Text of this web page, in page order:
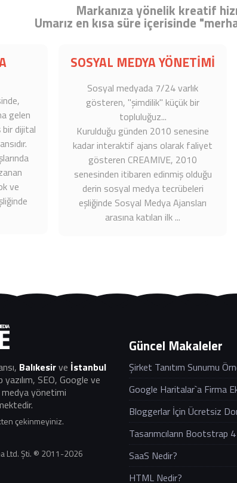
Markanıza yönelik kreatif
Umarız en kısa süre içerisinde
gelen
bir dijital
ve
SOSYAL MEDYA YÖNETİMİ
Sosyal medyada 7/24 varlık
gösteren, "şimdilik" küçük bir
topluluğuz...
Kurulduğu günden 2010 senesine
kadar interaktif ajans olarak faliyet
gösteren CREAMIVE, 2010
senesinden itibaren edinmiş olduğu
derin sosyal medya tecrübeleri
eşliğinde Sosyal Medya Ajansları
arasına katılan ilk ...
, Balıkesirve İstanbul
yazılım, SEO, Google ve
medya yönetimi
çekinmeyiniz.
Ltd. Şti. ® 2011-2026
Güncel Makaleler
Şirket Tanıtım Sunumu
Google Haritalar`a Firma
Bloggerlar İçin Ücretsiz
Tasarımcıların Bootstrap
SaaS Nedir?
HTML Nedir?